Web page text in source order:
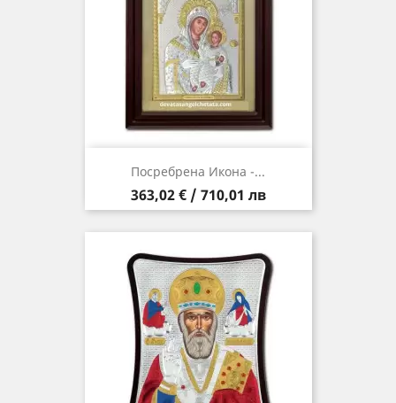
Посребрена Икона -...
Цена
363,02 € / 710,01 лв